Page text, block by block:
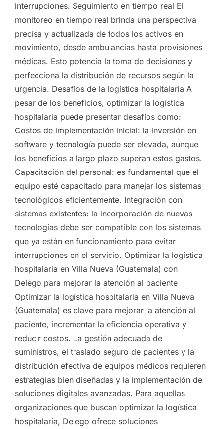
interrupciones. Seguimiento en tiempo real El
monitoreo en tiempo real brinda una perspectiva
precisa y actualizada de todos los activos en
movimiento, desde ambulancias hasta provisiones
médicas. Esto potencia la toma de decisiones y
perfecciona la distribución de recursos según la
urgencia. Desafíos de la logística hospitalaria A
pesar de los beneficios, optimizar la logística
hospitalaria puede presentar desafíos como:
Costos de implementación inicial: la inversión en
software y tecnología puede ser elevada, aunque
los beneficios a largo plazo superan estos gastos.
Capacitación del personal: es fundamental que el
equipo esté capacitado para manejar los sistemas
tecnológicos eficientemente. Integración con
sistemas existentes: la incorporación de nuevas
tecnologías debe ser compatible con los sistemas
que ya están en funcionamiento para evitar
interrupciones en el servicio. Optimizar la logística
hospitalaria en Villa Nueva (Guatemala) con
Delego para mejorar la atención al paciente
Optimizar la logística hospitalaria en Villa Nueva
(Guatemala) es clave para mejorar la atención al
paciente, incrementar la eficiencia operativa y
reducir costos. La gestión adecuada de
suministros, el traslado seguro de pacientes y la
distribución efectiva de equipos médicos requieren
estrategias bien diseñadas y la implementación de
soluciones digitales avanzadas. Para aquellas
organizaciones que buscan optimizar la logística
hospitalaria, Delego ofrece soluciones